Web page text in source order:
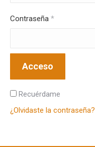
Contraseña *Obligatorio
Acceso
Recuérdame
¿Olvidaste la contraseña?